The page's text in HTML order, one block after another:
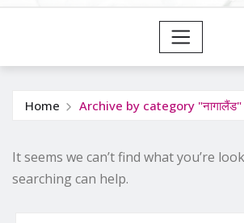
Home Archive by category "नागालैंड"
It seems we can’t find what you’re
searching can help.